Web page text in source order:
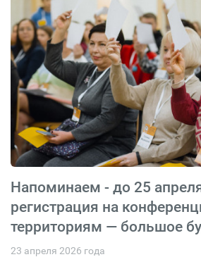
Напоминаем - до 25
регистрация на
территориям — большое
23 апреля 2026 года